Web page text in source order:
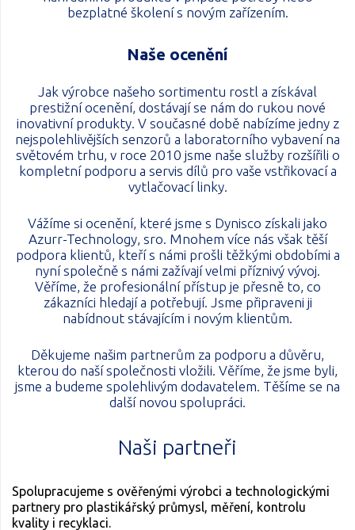
bezplatné školení s novým zařízením.
Naše ocenění
Jak výrobce našeho sortimentu rostl a získával
prestižní ocenění, dostávají se nám do rukou nové
inovativní produkty. V současné době nabízíme jedny z
nejspolehlivějších senzorů a laboratorního vybavení na
světovém trhu, v roce 2010 jsme naše služby rozšířili o
kompletní podporu a servis dílů pro vaše vstřikovací a
vytlačovací linky.
Vážíme si ocenění, které jsme s Dynisco získali jako
Azurr-Technology, sro. Mnohem více nás však těší
podpora klientů, kteří s námi prošli těžkými obdobími a
nyní společně s námi zažívají velmi příznivý vývoj.
Věříme, že profesionální přístup je přesně to, co
zákazníci hledají a potřebují. Jsme připraveni ji
nabídnout stávajícím i novým klientům.
Děkujeme našim partnerům za podporu a důvěru,
kterou do naší společnosti vložili. Věříme, že jsme byli,
jsme a budeme spolehlivým dodavatelem. Těšíme se na
další novou spolupráci.
Naši partneři
Spolupracujeme s ověřenými výrobci a technologickými
partnery pro plastikářský průmysl, měření, kontrolu
kvality i recyklaci.